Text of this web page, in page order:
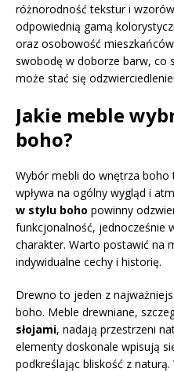
różnorodność tekstur i
odpowiednią gamą
oraz osobowość
swobodę w doborze barw, co
może stać się
Jakie meble
boho?
Wybór mebli do wnętrza
wpływa na ogólny wygląd i
w stylu boho powinny
funkcjonalność, jednocześnie
charakter. Warto postawić na
indywidualne cechy i historię.
Drewno to jeden z
boho. Meble drewniane,
słojami, nadają przestrzeni
elementy doskonale wpisują
podkreślając bliskość z